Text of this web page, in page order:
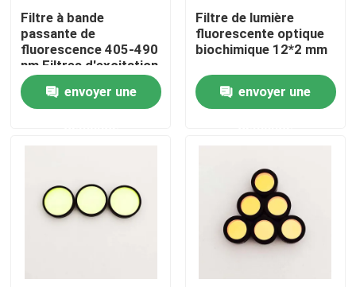
Aperçu
Produits
Vidéos
Visite d'usine
Filtre à bande
passante de
fluorescence 405-490
nm Filtres d'excitation
et d'émission
personnalisés
envoyer une
Filtre de lumière
fluorescente optique
biochimique 12*2 mm
envoyer une